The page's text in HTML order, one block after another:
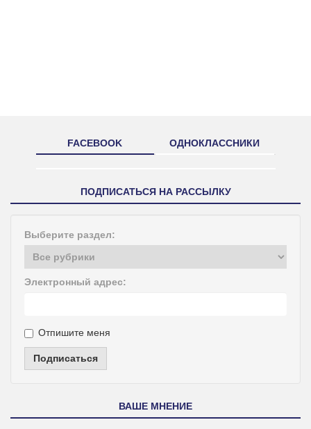
FACEBOOK ОДНОКЛАССНИКИ
ПОДПИСАТЬСЯ НА РАССЫЛКУ
Выберите раздел:
Электронный адрес:
Отпишите меня
Подписаться
ВАШЕ МНЕНИЕ